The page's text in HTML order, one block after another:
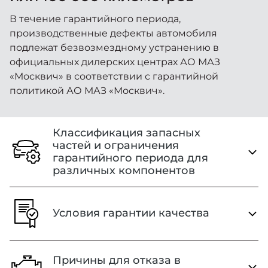
Москвич 6
Яркий динамичный седан
от 2 237 000 ₽*
Москвич 3 с ручным
от 2 069 000 ₽*
Москвич 8
Практичный семиместный
от 3 125 000 ₽*
Кредитные программы
Спецпредложения
Страховые программы
Моторное масло
СЕРВИСНЫЕ АКЦИИ
Политика конфиденциальности
Правила пользования сайтом
Пользовательское соглашение на обработку
НОВОСТИ
КОНТАКТЫ
В течение гарантийного периода,
производственные дефекты автомобиля
подлежат безвозмездному устранению в
официальных дилерских центрах АО МАЗ
«Москвич» в соответствии с гарантийной
политикой АО МАЗ «Москвич».
Классификация запасных
частей и ограничения
гарантийного периода для
различных компонентов
Детали автомобиля
Условия гарантии качества
Гарантийный периодначинается с момента
Причины для отказа в